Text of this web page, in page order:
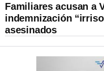
Familiares acusan a
indemnización
asesinados